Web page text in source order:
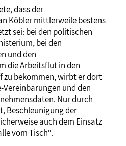
dass der
Köbler mittlerweile bestens
sei: bei den politischen
bei den
und den
die Arbeitsflut in den
zu bekommen, wirbt er dort
und den
Nur durch
Beschleunigung der
auch dem Einsatz
vom Tisch“.